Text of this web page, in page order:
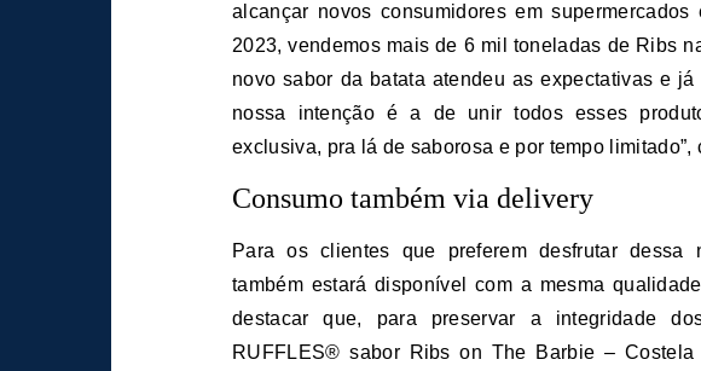
alcançar novos consumidores em
2023, vendemos mais de 6 mil toneladas de Ribs
novo sabor da batata atendeu as expectativas e
nossa intenção é a de unir todos esses
exclusiva, pra lá de saborosa e por tempo limitado”,
Consumo também via delivery
Para os clientes que preferem desfrutar dessa
também estará disponível com a mesma
destacar que, para preservar a integridade
RUFFLES® sabor Ribs on The Barbie –